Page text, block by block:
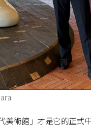
術館」才是它的正式